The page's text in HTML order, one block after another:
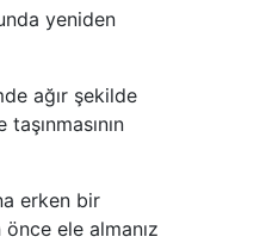
yeniden
ağır şekilde
erken bir
ele almanız